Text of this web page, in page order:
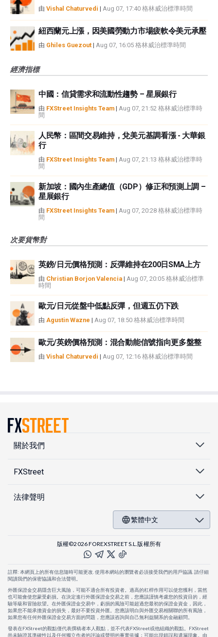
由 Vishal Chaturvedi | Aug 07, 17:40 格林威治標準時間
紐西蘭元上漲，因美國勞動力市場疲軟令美元承壓
由 Ghiles Guezout | Aug 07, 16:05 格林威治標準時間
經濟指標
中國：信貸需求和流動性趨勢 – 星展銀行
由 FXStreet Insights Team | Aug 07, 21:52 格林威治標準時
間
人民幣：區間交易維持，兌美元基調看漲 - 大華銀
行
由 FXStreet Insights Team | Aug 07, 21:13 格林威治標準時
間
新加坡：國內生產總值（GDP）修正和預測上調 –
星展銀行
由 FXStreet Insights Team | Aug 07, 20:28 格林威治標準時
間
次要貨幣對
英鎊/日元價格預測：反彈維持在200日SMA上方
由 Christian Borjon Valencia | Aug 07, 20:05 格林威治標準
時間
歐元/日元從盤中低點反彈，但週五仍下跌
由 Agustin Wazne | Aug 07, 18:50 格林威治標準時間
歐元/英鎊價格預測：混合動能信號指向更多盤整
由 Vishal Chaturvedi | Aug 07, 12:16 格林威治標準時間
關於我們
FXStreet
法律聲明
繁體中文
版權©2026 FOREXSTREET S.L.版權所有
註釋: 本網頁上的所有信息隨時可能更改. 使用本網站的瀏覽者必須接受我們的用戶協議. 請仔細
閱讀我們的保密協議和合法聲明。
外匯保證金交易隱含巨大風險，可能不適合所有投資者。過高的杠桿作用可以使您獲利，當然
也可能會使您蒙受虧損。在決定進行外匯保證金交易之前，您應該謹慎考慮您的投資目的，經
驗等級和冒險欲望。在外匯保證金交易中，虧損的風險可能超過您最初的保證金資金，因此，
如果您不能承擔資金的損失，最好不要投資外匯。您應該明白與外匯交易相關聯的所有風險，
如果您有任何外匯保證金交易方面的問題，您應該咨詢與自己無利益關系的金融顧問。
發表在FXStreet的觀點僅代表撰稿者本人觀點，並不代表FXStreet或他組織的觀點。FXStreet
尚未驗證其準確性以及任何獨立作者的評論或聲明的事實依據：可能出現錯誤和遺漏現象。由